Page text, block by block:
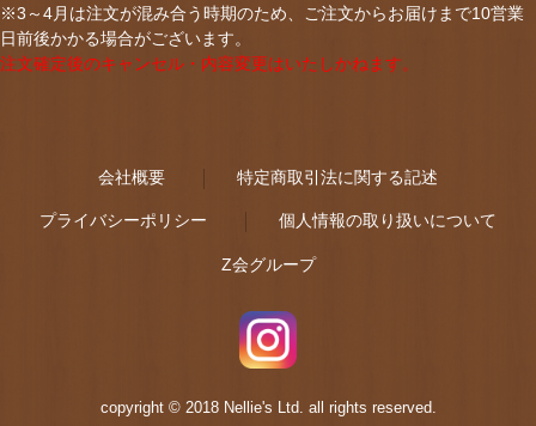
※3～4月は注文が混み合う時期のため、ご注文からお届けまで10営業
日前後かかる場合がございます。
注文確定後のキャンセル・内容変更はいたしかねます。
会社概要 特定商取引法に関する記述
プライバシーポリシー 個人情報の取り扱いについて
Z会グループ
copyright © 2018 Nellie's Ltd. all rights reserved.